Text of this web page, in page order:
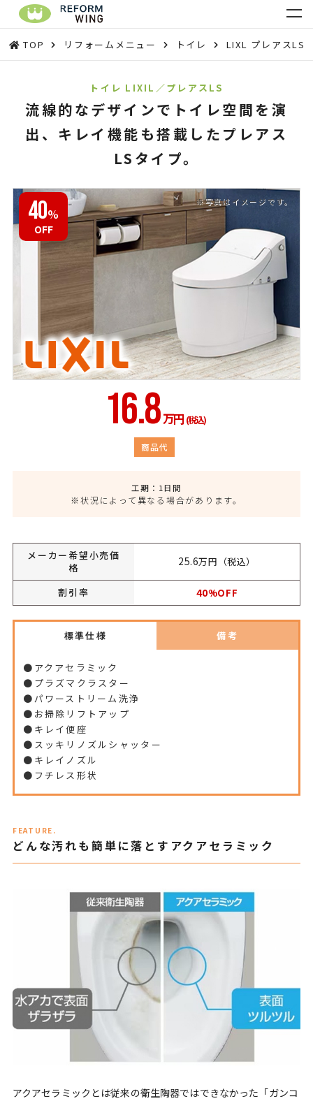
TOP リフォームメニュー トイレ LIXL プレアスLS
トイレ LIXIL／プレアスLS
流線的なデザインでトイレ空間を演
出、キレイ機能も搭載したプレアス
LSタイプ。
40%
OFF
16.8万円(税込)
商品代
工期：1日間
※状況によって異なる場合があります。
メーカー希望小売価
格
25.6万円（税込）
割引率 40%OFF
標準仕様 備考
●アクアセラミック
●プラズマクラスター
●パワーストリーム洗浄
●お掃除リフトアップ
●キレイ便座
●スッキリノズルシャッター
●キレイノズル
●フチレス形状
FEATURE.
どんな汚れも簡単に落とすアクアセラミック
アクアセラミックとは従来の衛生陶器ではできなかった「ガンコ